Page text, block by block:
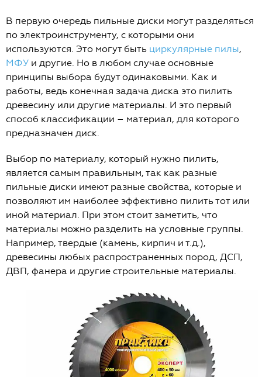
В первую очередь пильные диски могут разделяться
по электроинструменту, с которыми они
используются. Это могут быть циркулярные пилы,
МФУ и другие. Но в любом случае основные
принципы выбора будут одинаковыми. Как и
работы, ведь конечная задача диска это пилить
древесину или другие материалы. И это первый
способ классификации – материал, для которого
предназначен диск.
Выбор по материалу, который нужно пилить,
является самым правильным, так как разные
пильные диски имеют разные свойства, которые и
позволяют им наиболее эффективно пилить тот или
иной материал. При этом стоит заметить, что
материалы можно разделить на условные группы.
Например, твердые (камень, кирпич и т.д.),
древесины любых распространенных пород, ДСП,
ДВП, фанера и другие строительные материалы.